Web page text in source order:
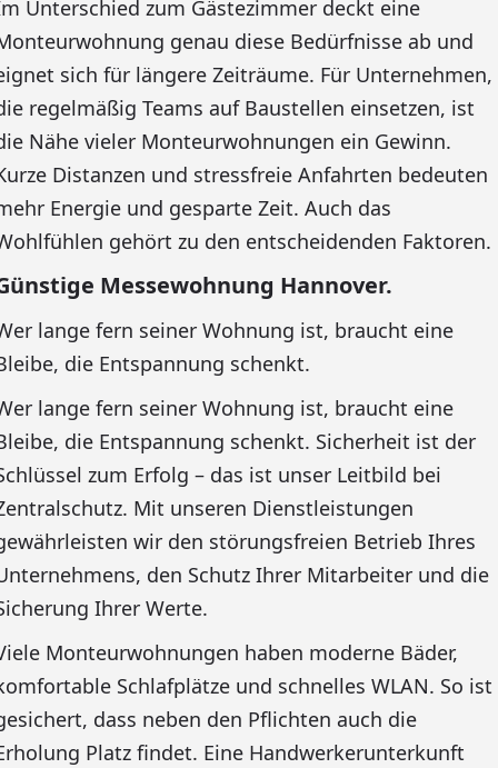
Unterschied zum Gästezimmer deckt eine
genau diese Bedürfnisse ab und
sich für längere Zeiträume. Für Unternehmen,
regelmäßig Teams auf Baustellen einsetzen, ist
Nähe vieler Monteurwohnungen ein Gewinn.
Distanzen und stressfreie Anfahrten bedeuten
Energie und gesparte Zeit. Auch das
gehört zu den entscheidenden Faktoren.
Messewohnung Hannover.
lange fern seiner Wohnung ist, braucht eine
die Entspannung schenkt.
lange fern seiner Wohnung ist, braucht eine
die Entspannung schenkt. Sicherheit ist der
zum Erfolg – das ist unser Leitbild bei
Mit unseren Dienstleistungen
wir den störungsfreien Betrieb Ihres
den Schutz Ihrer Mitarbeiter und die
Ihrer Werte.
Monteurwohnungen haben moderne Bäder,
Schlafplätze und schnelles WLAN. So ist
dass neben den Pflichten auch die
Platz findet. Eine Handwerkerunterkunft